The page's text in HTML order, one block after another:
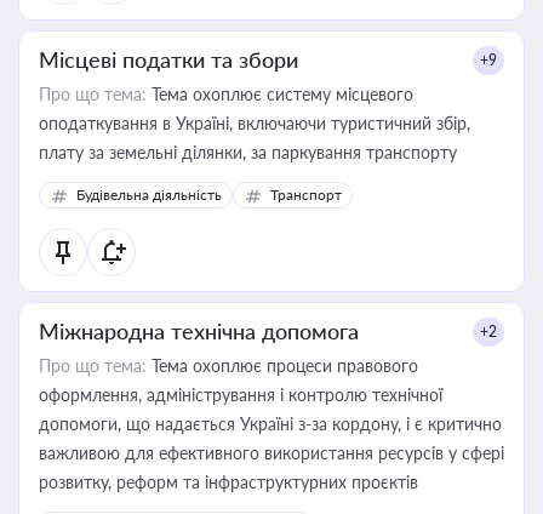
Місцеві податки та збори +9
Про що тема: Тема охоплює систему місцевого
оподаткування в Україні, включаючи туристичний збір,
плату за земельні ділянки, за паркування транспорту
Будівельна діяльність Транспорт
Міжнародна технічна допомога +2
Про що тема: Тема охоплює процеси правового
оформлення, адміністрування і контролю технічної
допомоги, що надається Україні з-за кордону, і є критично
важливою для ефективного використання ресурсів у сфері
розвитку, реформ та інфраструктурних проєктів